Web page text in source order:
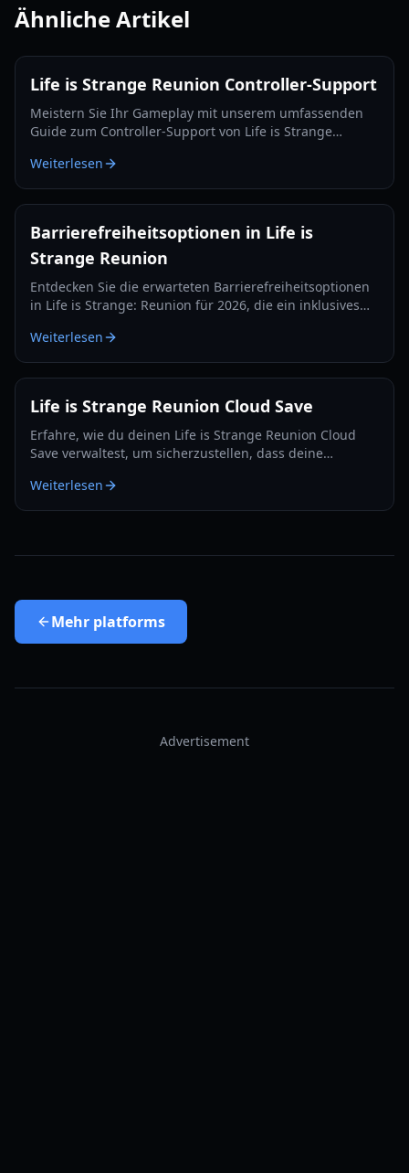
Ähnliche Artikel
Life is Strange Reunion Controller-Support
Meistern Sie Ihr Gameplay mit unserem umfassenden
Guide zum Controller-Support von Life is Strange
Steam-Deck-Eingaben konfigurieren.
Weiterlesen
Barrierefreiheitsoptionen in Life is
Strange Reunion
Entdecken Sie die erwarteten Barrierefreiheitsoptionen
in Life is Strange: Reunion für 2026, die ein inklusives
mehr über erwartete Funktionen und Überlegungen der
Entwickler.
Weiterlesen
Life is Strange Reunion Cloud Save
Erfahre, wie du deinen Life is Strange Reunion Cloud
Save verwaltest, um sicherzustellen, dass deine
verschiedene Plattformen und Fortsetzungen
übertragen werden.
Weiterlesen
Mehr platforms
Advertisement